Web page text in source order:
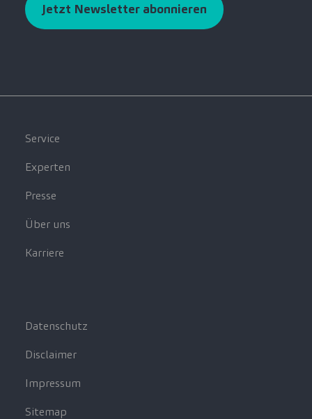
Jetzt Newsletter abonnieren
Service
Experten
Presse
Über uns
Karriere
Datenschutz
Disclaimer
Impressum
Sitemap